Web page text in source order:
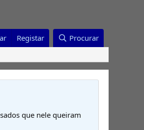
Registar Procurar
que nele queiram